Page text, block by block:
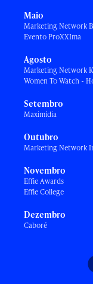
Maio
Marketing Network
Evento ProXXIma
Agosto
Marketing Network
Women To Watch -
Setembro
Maximídia
Outubro
Marketing Network
Novembro
Effie Awards
Effie College
Dezembro
Caboré